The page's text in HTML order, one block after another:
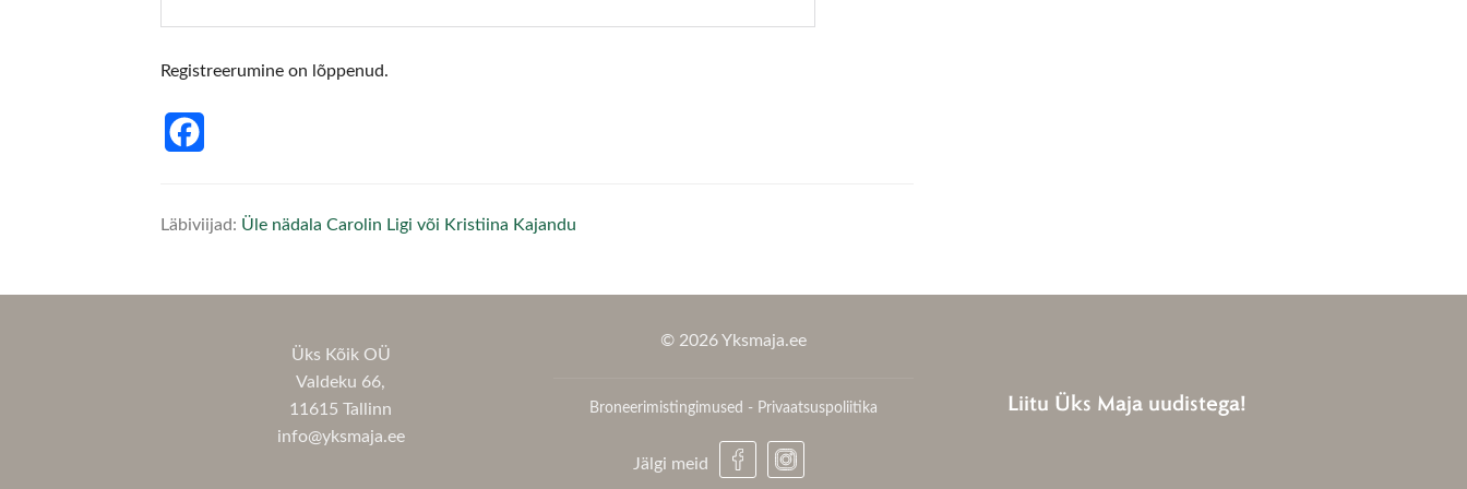
Registreerumine on lõppenud.
Läbiviijad: Üle nädala Carolin Ligi või Kristiina Kajandu
Üks Kõik OÜ
Valdeku 66,
11615 Tallinn
info@yksmaja.ee
© 2026 Yksmaja.ee
Broneerimistingimused - Privaatsuspoliitika
Jälgi meid
Liitu Üks Maja uudistega!